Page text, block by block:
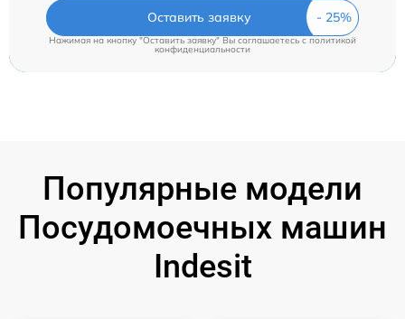
Оставить заявку
Нажимая на кнопку "Оставить заявку" Вы соглашаетесь cполитикой
конфиденциальности
Популярные модели
Посудомоечных машин
Indesit